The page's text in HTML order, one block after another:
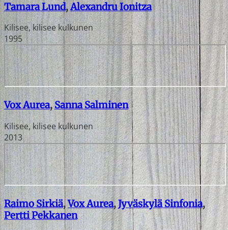
Tamara Lund,Alexandru Ionitza
Kilisee, kilisee kulkunen
1995
Vox Aurea, Sanna Salminen
Kilisee, kilisee kulkunen
2013
Raimo Sirkiä,Vox Aurea,Jyväskylä Sinfonia,
Pertti Pekkanen